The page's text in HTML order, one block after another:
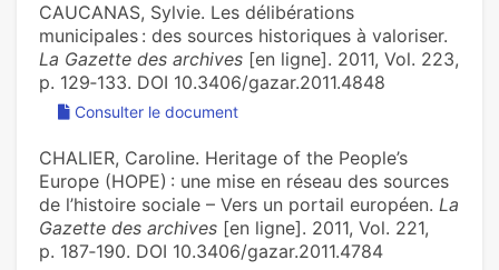
CAUCANAS, Sylvie. Les délibérations
municipales : des sources historiques à valoriser.
La Gazette des archives [en ligne]. 2011, Vol. 223,
p. 129‑133. DOI 10.3406/gazar.2011.4848
Consulter le document
CHALIER, Caroline. Heritage of the People’s
Europe (HOPE) : une mise en réseau des sources
de l’histoire sociale – Vers un portail européen. La
Gazette des archives [en ligne]. 2011, Vol. 221,
p. 187‑190. DOI 10.3406/gazar.2011.4784